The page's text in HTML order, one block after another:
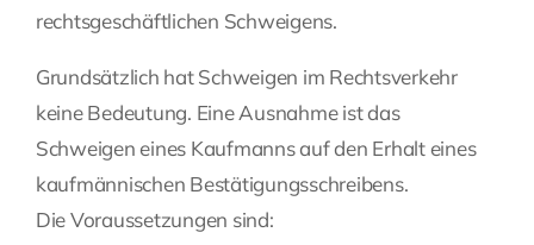
Fragen Sie Ihre Kanzlei
Kontakt
rechtsgeschäftlichen Schweigens.
Grundsätzlich hat Schweigen im Rechtsverkehr
keine Bedeutung. Eine Ausnahme ist das
Schweigen eines Kaufmannsauf den Erhalt eines
kaufmännischen Bestätigungsschreibens.
Die Voraussetzungen sind: